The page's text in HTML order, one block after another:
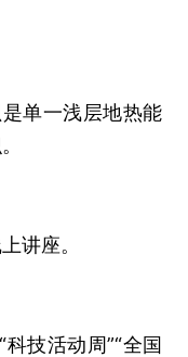
单一浅层地热能
讲座。
技活动周”“全国